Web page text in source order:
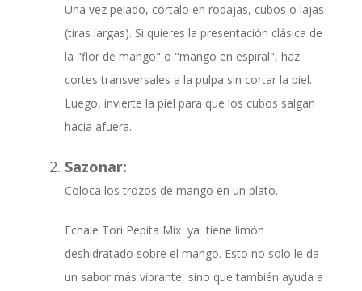
Una vez pelado, córtalo en rodajas, cubos o lajas
(tiras largas). Si quieres la presentación clásica de
la "flor de mango" o "mango en espiral", haz
cortes transversales a la pulpa sin cortar la piel.
Luego, invierte la piel para que los cubos salgan
hacia afuera.
Sazonar:
Coloca los trozos de mango en un plato.
Echale Tori Pepita Mix ya tiene limón
deshidratado sobre el mango. Esto no solo le da
un sabor más vibrante, sino que también ayuda a